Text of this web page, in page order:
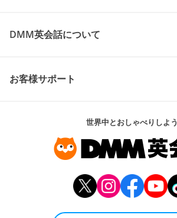
DMM英会話について
お客様サポート
世界中とおしゃべりしよう